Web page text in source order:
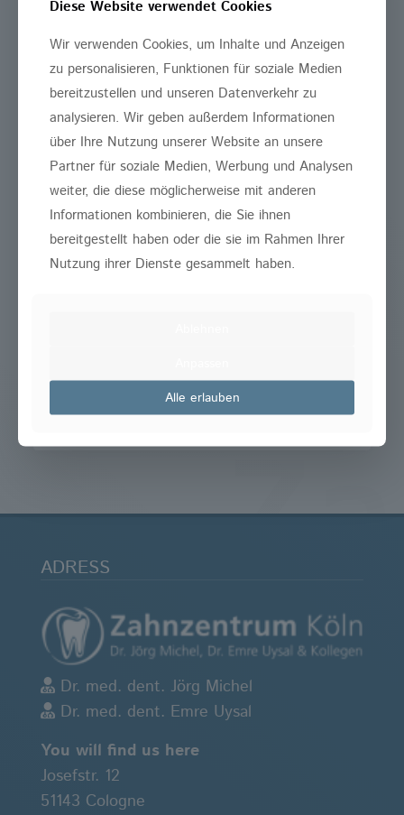
Ihre Daten durch SSL verschlüsselt
übertragen. Zur Verwendung Ihrer Daten
ADRESS
Dr. med. dent. Jörg Michel
Dr. med. dent. Emre Uysal
You will find us here
Josefstr. 12
51143 Cologne
Diese Website verwendet Cookies
Wir verwenden Cookies, um Inhalte und Anzeigen
zu personalisieren, Funktionen für soziale Medien
bereitzustellen und unseren Datenverkehr zu
analysieren. Wir geben außerdem Informationen
über Ihre Nutzung unserer Website an unsere
Partner für soziale Medien, Werbung und Analysen
weiter, die diese möglicherweise mit anderen
Informationen kombinieren, die Sie ihnen
bereitgestellt haben oder die sie im Rahmen Ihrer
Nutzung ihrer Dienste gesammelt haben.
Alle erlauben